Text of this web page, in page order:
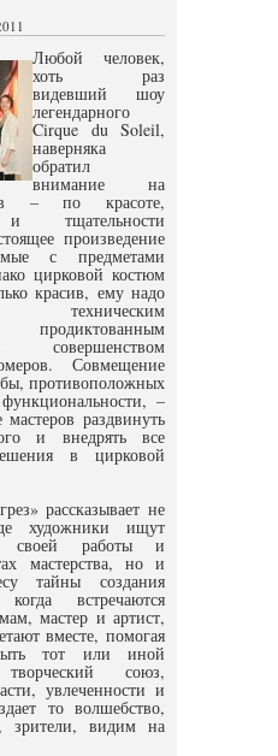
Любой человек,
хоть раз
видевший шоу
легендарного
Cirque du Soleil,
наверняка
обратил
внимание на
– по красоте,
и тщательности
произведение
с предметами
цирковой костюм
красив, ему надо
техническим
Совмещение
бы, противоположных
–
раздвинуть
и внедрять все
в цирковой
рассказывает не
художники ищут
своей работы и
мастерства, но и
тайны создания
встречаются
мастер и артист,
вместе, помогая
тот или иной
союз,
увлеченности и
то волшебство,
зрители, видим на